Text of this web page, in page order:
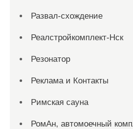
Развал-схождение
Реалстройкомплект-Нск
Резонатор
Реклама и Контакты
Римская сауна
РомАн, автомоечный